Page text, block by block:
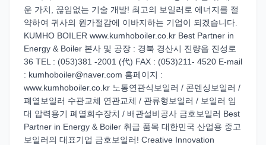
운 가치, 끊임없는 기술 개발! 최고의 보일러로 에너지를 절
약하여 귀사의 원가절감에 이바지하는 기업이 되겠습니다.
KUMHO BOILER www.kumhoboiler.co.kr Best Partner in
Energy & Boiler 본사 및 공장 : 경북 경산시 진량읍 진성로
36 TEL : (053)381 -2001 (代) FAX : (053)211- 4520 E-mail
: kumhoboiler@naver.com 홈페이지 :
www.kumhoboiler.co.kr 노통연관식보일러 / 콘덴싱보일러 /
폐열보일러 수관교체 연관교체 / 관류형보일러 / 보일러 임
대 압력용기 폐열회수장치 / 배관설비공사 금호보일러 Best
Partner in Energy & Boiler 취급 품목 대한민국 산업용 중고
보일러의 대표기업 금호보일러! Creative Innovation